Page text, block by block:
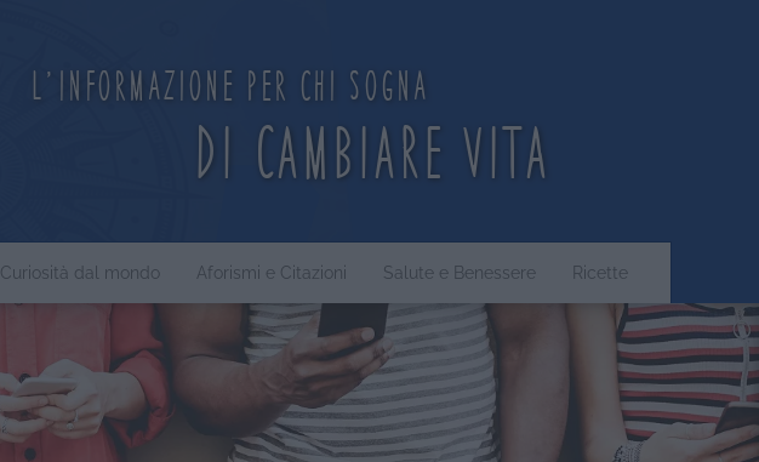
L'informazione per chi sogna
di cambiare vita
Curiosità dal mondo Aforismi e Citazioni Salute e Benessere Ricette